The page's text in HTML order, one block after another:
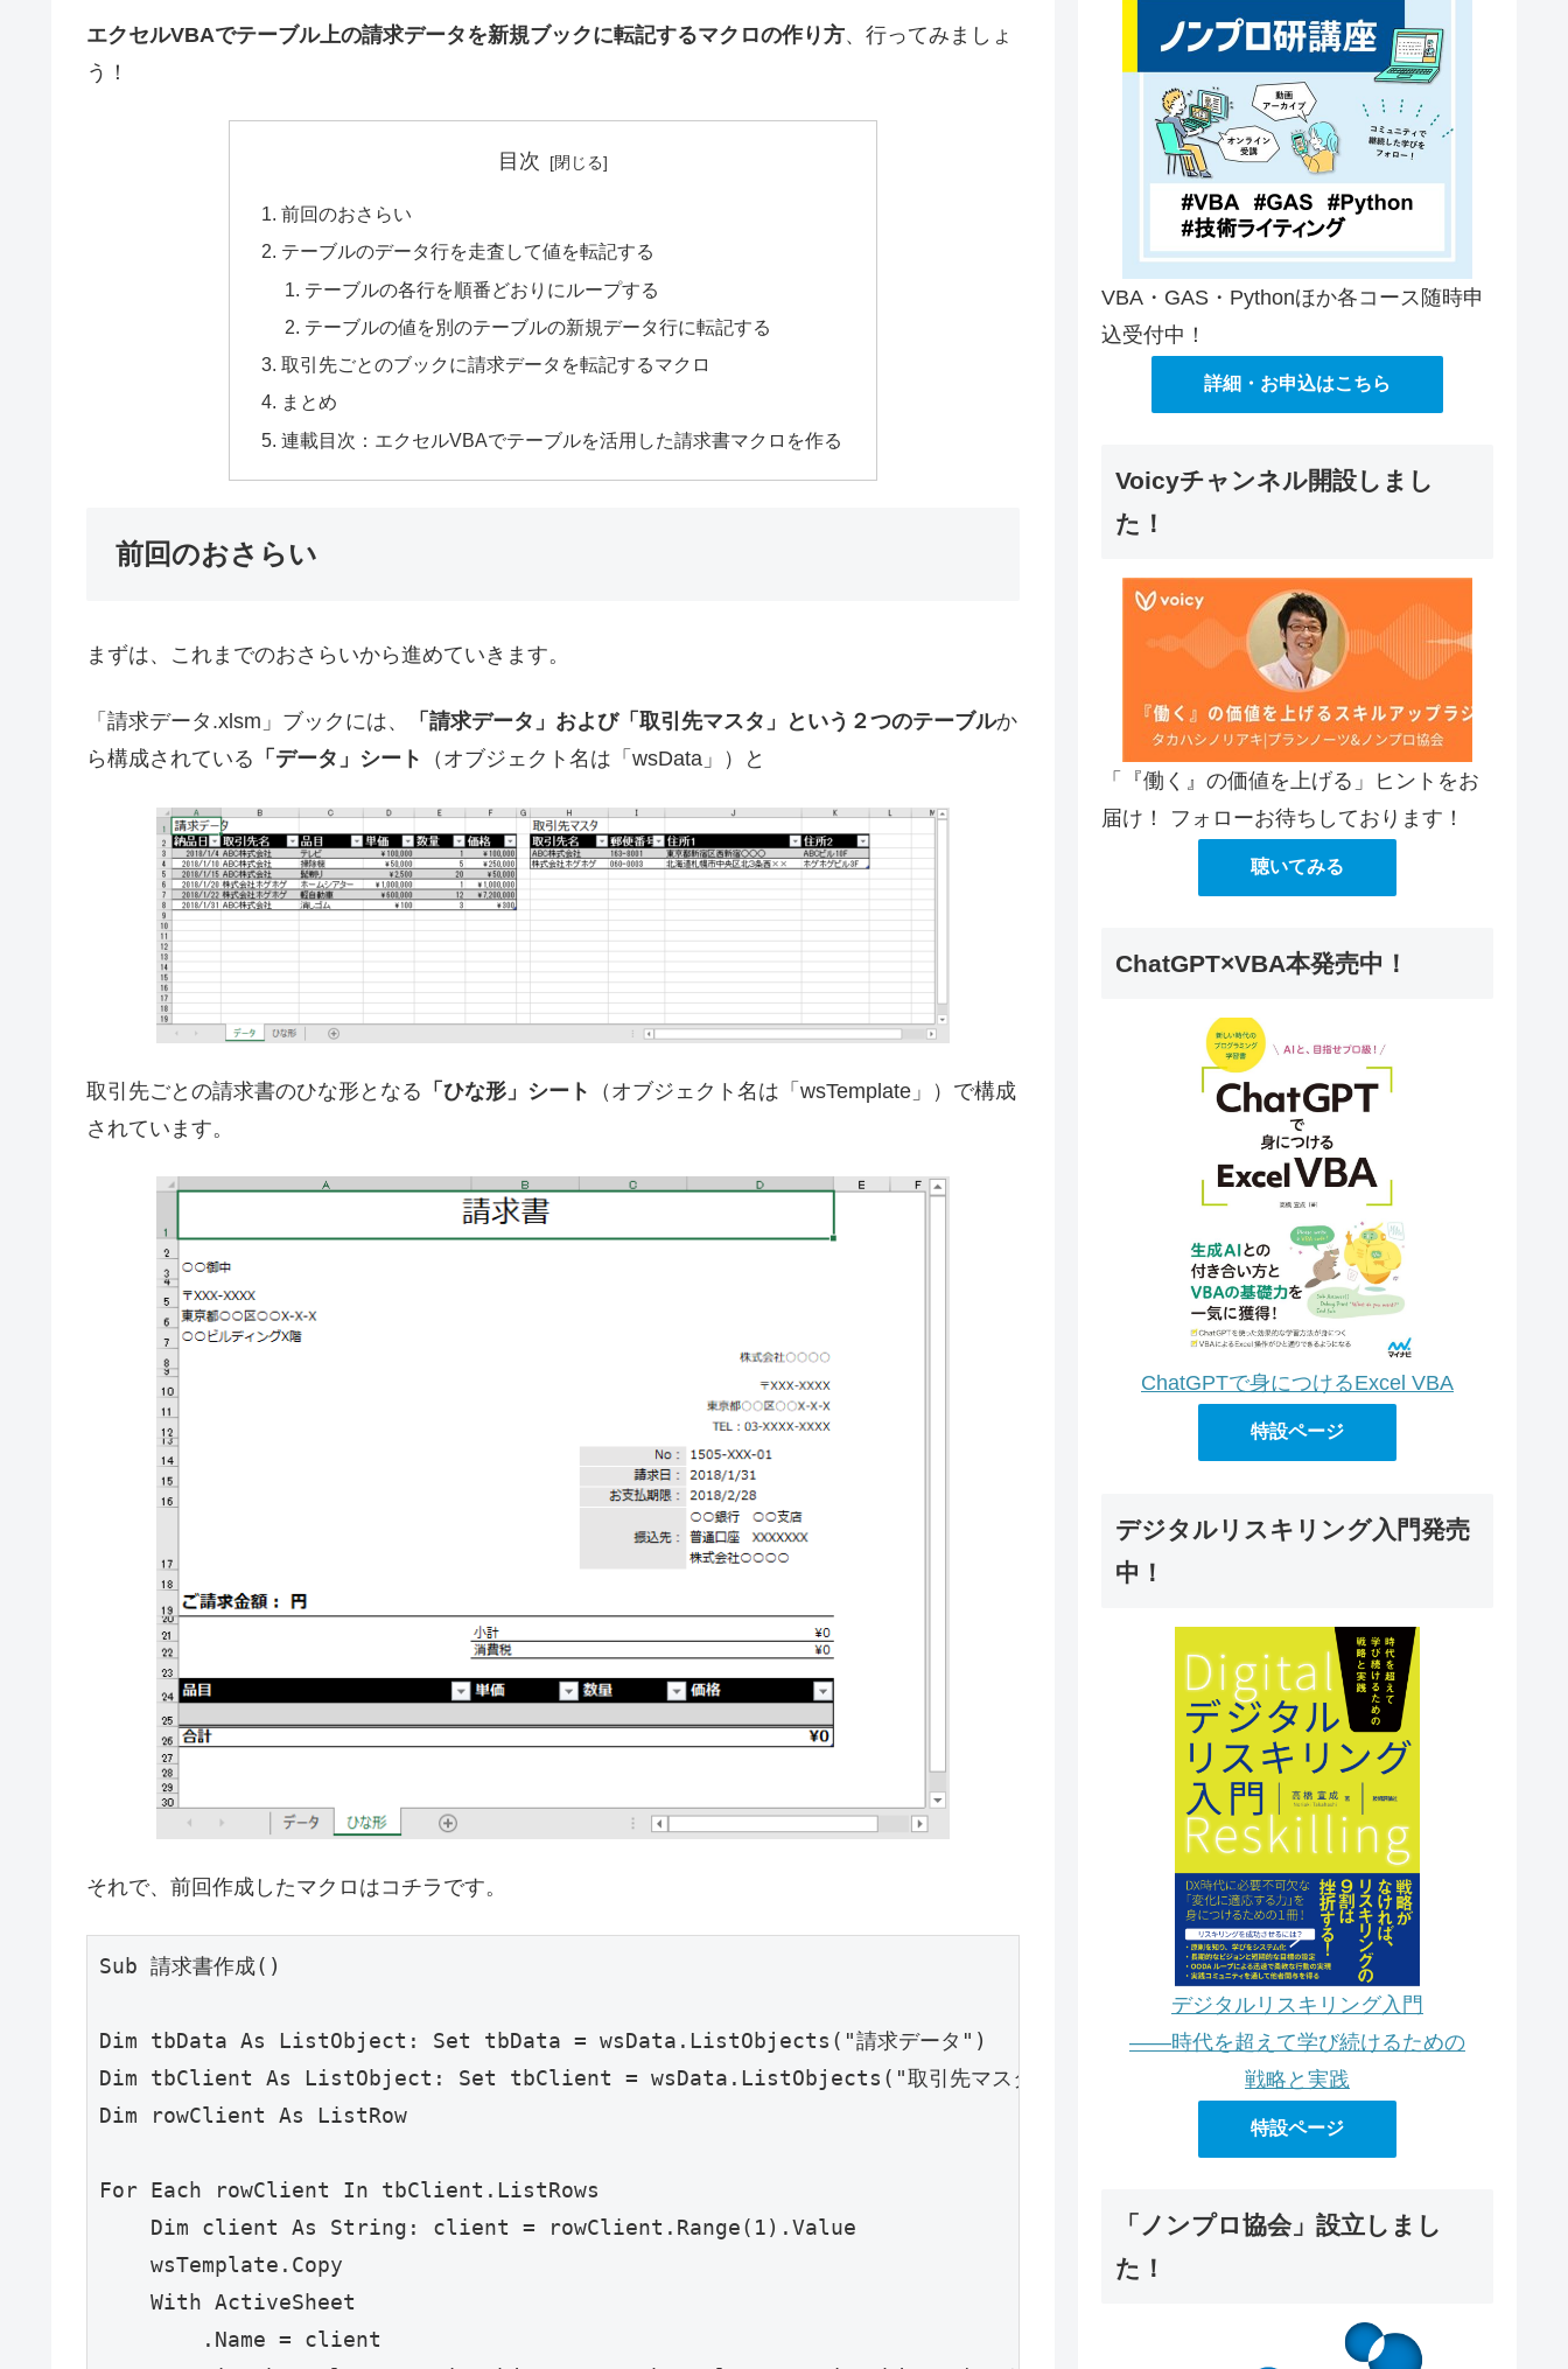
エクセルVBAでテーブル上の請求データを新規ブックに転記するマクロの作り方、行ってみましょ
う！
目次
前回のおさらい
テーブルのデータ行を走査して値を転記する
テーブルの各行を順番どおりにループする
テーブルの値を別のテーブルの新規データ行に転記する
取引先ごとのブックに請求データを転記するマクロ
まとめ
連載目次：エクセルVBAでテーブルを活用した請求書マクロを作る
前回のおさらい
まずは、これまでのおさらいから進めていきます。
「請求データ.xlsm」ブックには、 「請求データ」および「取引先マスタ」という２つのテーブルか
ら構成されている 「データ」シート （オブジェクト名は「wsData」）と
取引先ごとの請求書のひな形となる 「ひな形」シート
（オブジェクト名は「wsTemplate」）で構成
されています。
それで、前回作成したマクロはコチラです。
Sub 請求書作成()
Dim tbData As ListObject: Set tbData = wsData.ListObjects("請求データ")
Dim tbClient As ListObject: Set tbClient = wsData.ListObjects("取引先マスタ")
Dim rowClient As ListRow
For Each rowClient In tbClient.ListRows
    Dim client As String: client = rowClient.Range(1).Value
    wsTemplate.Copy
    With ActiveSheet
        .Name = client
VBA・GAS・Pythonほか各コース随時申
込受付中！
詳細・お申込はこちら
Voicyチャンネル開設しまし
た！
「『働く』の価値を上げる」ヒントをお
届け！ フォローお待ちしております！
聴いてみる
ChatGPT×VBA本発売中！
ChatGPTで身につけるExcel VBA
特設ページ
デジタルリスキリング入門発売
中！
デジタルリスキリング入門
――時代を超えて学び続けるための
戦略と実践
特設ページ
「ノンプロ協会」設立しまし
た！